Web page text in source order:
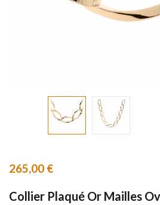
265,00 €
Collier Plaqué Or Mailles